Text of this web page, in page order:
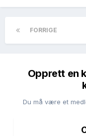
FORRIGE
Opprett en
Du må være et